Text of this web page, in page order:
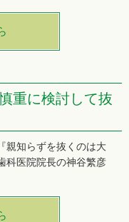
重に検討して抜
親知らずを抜くのは大
科医院院長の神谷繁彦